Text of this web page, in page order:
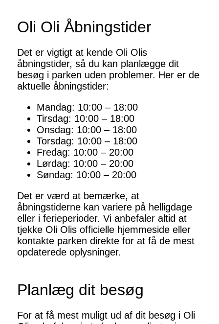
Oli Oli Åbningstider
Det er vigtigt at kende Oli Olis
åbningstider, så du kan planlægge dit
besøg i parken uden problemer. Her er de
aktuelle åbningstider:
Mandag: 10:00 – 18:00
Tirsdag: 10:00 – 18:00
Onsdag: 10:00 – 18:00
Torsdag: 10:00 – 18:00
Fredag: 10:00 – 20:00
Lørdag: 10:00 – 20:00
Søndag: 10:00 – 20:00
Det er værd at bemærke, at
åbningstiderne kan variere på helligdage
eller i ferieperioder. Vi anbefaler altid at
tjekke Oli Olis officielle hjemmeside eller
kontakte parken direkte for at få de mest
opdaterede oplysninger.
Planlæg dit besøg
For at få mest muligt ud af dit besøg i Oli